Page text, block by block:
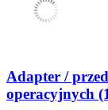
Adapter /
operacyjnych